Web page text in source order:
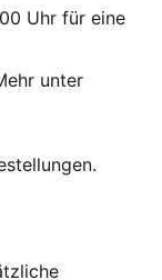
von
stabilisiert
Uhr für eine
unter